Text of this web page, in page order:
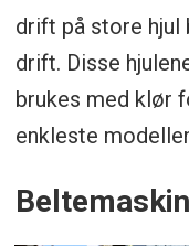
drift på store hjul
drift. Disse
brukes med klør
enkleste
Beltemaskin